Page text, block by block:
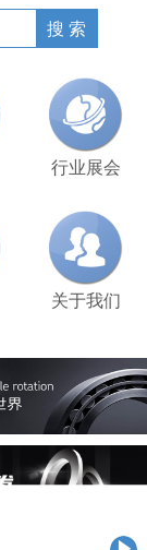
搜 索
行业展会
关于我们